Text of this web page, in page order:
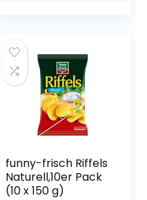
funny-frisch Riffels
Naturell,10er Pack
(10 x 150 g)